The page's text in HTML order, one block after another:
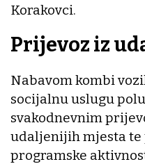
Korakovci.
Prijevoz iz
Nabavom kombi
socijalnu uslugu
svakodnevnim
udaljenijih mjesta te
programske